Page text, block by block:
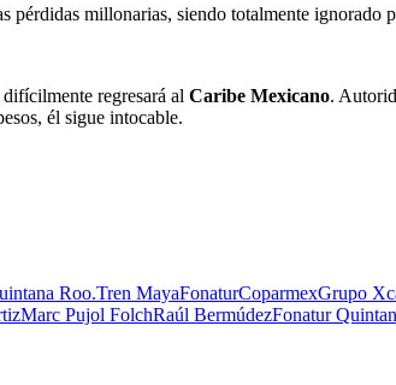
pérdidas millonarias, siendo totalmente ignorado
regresará al Caribe Mexicano.
él sigue intocable.
Roo.Tren MayaFonaturCoparmexGrupo
Marc Pujol FolchRaúl BermúdezFonatur